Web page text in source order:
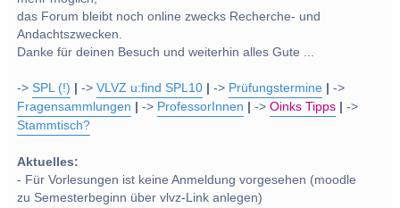
das Forum bleibt noch online zwecks Recherche- und
Andachtszwecken.
Danke für deinen Besuch und weiterhin alles Gute ...
->SPL (!) ->VLVZ u:find SPL10 -> Prüfungstermine
->
Fragensammlungen
-> ProfessorInnen ->Oinks Tipps
->
Stammtisch?
Aktuelles:
- Für Vorlesungen ist keine Anmeldung vorgesehen (moodle
zu Semesterbeginn über vlvz-Link anlegen)